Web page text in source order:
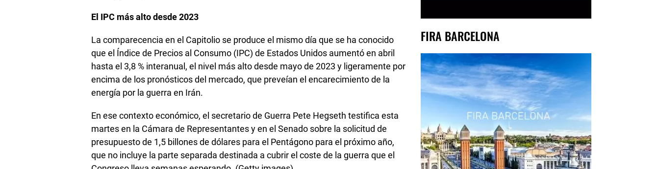
El IPC más alto desde 2023
La comparecencia en el Capitolio se produce el mismo día que se ha conocido
que el Índice de Precios al Consumo (IPC) de Estados Unidos aumentó en abril
hasta el 3,8 % interanual, el nivel más alto desde mayo de 2023 y ligeramente por
encima de los pronósticos del mercado, que preveían el encarecimiento de la
energía por la guerra en Irán.
En ese contexto económico, el secretario de Guerra Pete Hegseth testifica esta
martes en la Cámara de Representantes y en el Senado sobre la solicitud de
presupuesto de 1,5 billones de dólares para el Pentágono para el próximo año,
que no incluye la parte separada destinada a cubrir el coste de la guerra que el
FIRA BARCELONA